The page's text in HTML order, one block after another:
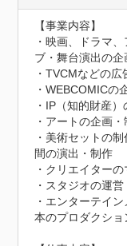
【事業内容】
・映画、ドラマ
ブ・舞台演出の企
・TVCMなどの
・WEBCOMICの
・IP（知的財産
・アートの企画
・美術セットの
間の演出・制作
・クリエイター
・スタジオの運営
・エンターテイ
本のプロダクショ